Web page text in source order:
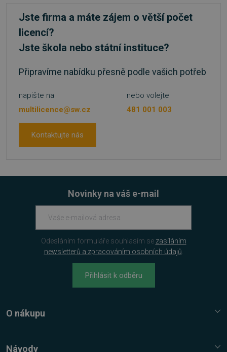
Jste firma a máte zájem o větší počet
licencí?
Jste škola nebo státní instituce?
Připravíme nabídku přesně podle vašich potřeb
napište na
multilicence@sw.cz
nebo volejte
481 001 003
Kontaktujte nás
Novinky na váš e-mail
Odesláním formuláře souhlasím se zasíláním
newsletterů a zpracováním osobních údajů.
Přihlásit k odběru
O nákupu
Elektronické licence a trezor
Návody
CookieScriptConsent